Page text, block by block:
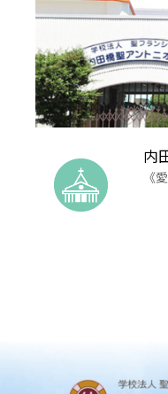
内
《